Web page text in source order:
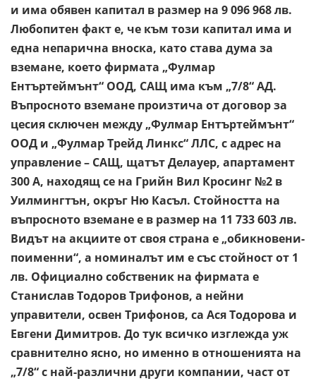
и има обявен капитал в размер на 9 096 968 лв.
Любопитен факт е, че към този капитал има и
една непарична вноска, като става дума за
вземане, което фирмата „Фулмар
Ентъртеймънт“ ООД, САЩ има към „7/8“ АД.
Въпросното вземане произтича от договор за
цесия сключен между „Фулмар Ентъртеймънт“
ООД и „Фулмар Трейд Линкс“ ЛЛС, с адрес на
управление – САЩ, щатът Делауер, апартамент
300 А, находящ се на Грийн Вил Кросинг №2 в
Уилмингтън, окръг Ню Касъл. Стойността на
въпросното вземане е в размер на 11 733 603 лв.
Видът на акциите от своя страна е „обикновени-
поименни“, а номиналът им е със стойност от 1
лв. Официално собственик на фирмата е
Станислав Тодоров Трифонов, а нейни
управители, освен Трифонов, са Ася Тодорова и
Евгени Димитров. До тук всичко изглежда уж
сравнително ясно, но именно в отношенията на
„7/8“ с най-различни други компании, част от